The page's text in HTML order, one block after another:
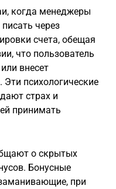
когда менеджеры
через
счета, обещая
что пользователь
внесет
психологические
страх и
принимать
о скрытых
Бонусные
при